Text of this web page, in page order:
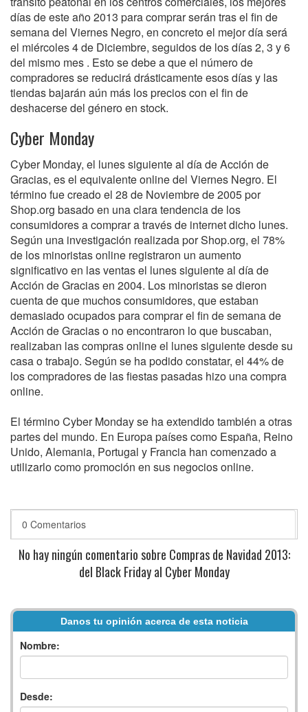
días de este año 2013 para comprar serán tras el fin de
semana del Viernes Negro, en concreto el mejor día será
el miércoles 4 de Diciembre, seguidos de los días 2, 3 y 6
del mismo mes . Esto se debe a que el número de
compradores se reducirá drásticamente esos días y las
tiendas bajarán aún más los precios con el fin de
deshacerse del género en stock.
Cyber Monday
Cyber Monday, el lunes siguiente al día de Acción de
Gracias, es el equivalente online del Viernes Negro. El
término fue creado el 28 de Noviembre de 2005 por
Shop.org basado en una clara tendencia de los
consumidores a comprar a través de internet dicho lunes.
Según una investigación realizada por Shop.org, el 78%
de los minoristas online registraron un aumento
significativo en las ventas el lunes siguiente al día de
Acción de Gracias en 2004. Los minoristas se dieron
cuenta de que muchos consumidores, que estaban
demasiado ocupados para comprar el fin de semana de
Acción de Gracias o no encontraron lo que buscaban,
realizaban las compras online el lunes siguiente desde su
casa o trabajo. Según se ha podido constatar, el 44% de
los compradores de las fiestas pasadas hizo una compra
online.
El término Cyber Monday se ha extendido también a otras
partes del mundo. En Europa países como España, Reino
Unido, Alemania, Portugal y Francia han comenzado a
utilizarlo como promoción en sus negocios online.
0 Comentarios
No hay ningún comentario sobre Compras de Navidad 2013:
del Black Friday al Cyber Monday
Danos tu opinión acerca de esta noticia
Nombre:
Desde: